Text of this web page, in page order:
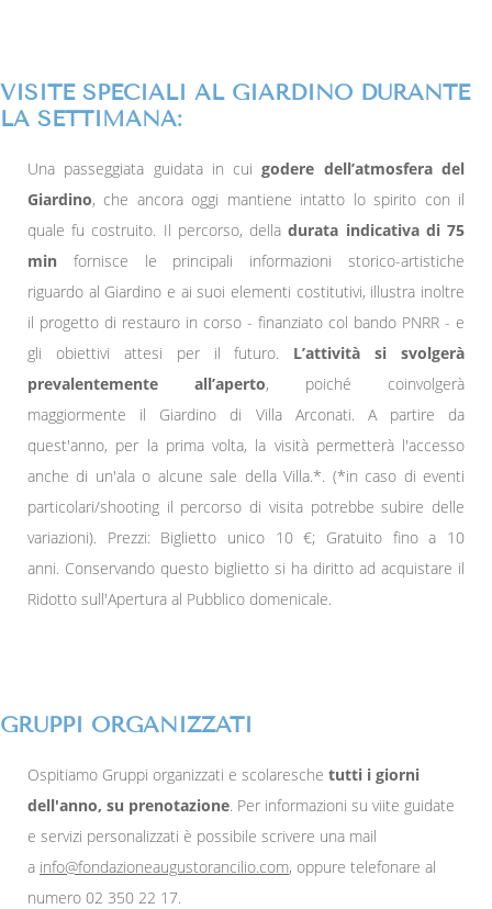
VISITE SPECIALI AL GIARDINO DURANTE
LA SETTIMANA:
Una passeggiata guidata in cuigodere dell’atmosfera del
Giardino, che ancora oggi mantiene intatto lo spirito con il
quale fu costruito. Il percorso, delladurata indicativa di 75
min fornisce le principali informazioni storico-artistiche
riguardo al Giardino e ai suoi elementi costitutivi, illustra inoltre
il progetto di restauro in corso - finanziato col bando PNRR - e
gli obiettivi attesi per il futuro. L’attività si svolgerà
prevalentemente all’aperto, poiché coinvolgerà
maggiormente il Giardino di Villa Arconati. A partire da
quest'anno, per la prima volta, la visità permetterà l'accesso
anche di un'ala o alcune sale della Villa.*. (*in caso di eventi
particolari/shooting il percorso di visita potrebbe subire delle
variazioni). Prezzi: Biglietto unico 10 €; Gratuito fino a 10
anni. Conservando questo biglietto si ha diritto ad acquistare il
Ridotto sull'Apertura al Pubblico domenicale.
GRUPPI ORGANIZZATI
Ospitiamo Gruppi organizzati e scolaresche tutti i giorni
dell'anno, su prenotazione. Per informazioni su viite guidate
e servizi personalizzati è possibile scrivere una mail
a info@fondazioneaugustorancilio.com, oppure telefonare al
numero 02 350 22 17.